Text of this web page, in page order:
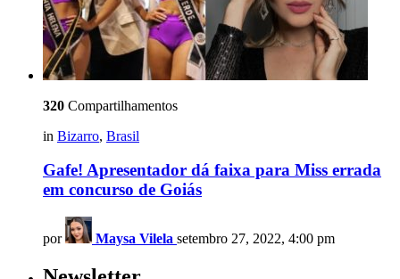
320 Compartilhamentos
in Bizarro, Brasil
Gafe! Apresentador dá faixa para Miss errada
em concurso de Goiás
por Maysa Vilela setembro 27, 2022, 4:00 pm